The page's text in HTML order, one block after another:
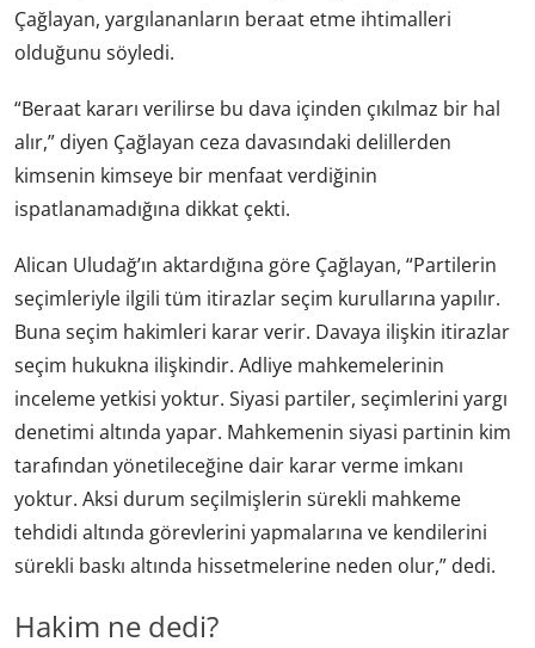
Çağlayan, yargılananların beraat etme ihtimalleri
olduğunu söyledi.
“Beraat kararı verilirse bu dava içinden çıkılmaz bir hal
alır,” diyen Çağlayan ceza davasındaki delillerden
kimsenin kimseye bir menfaat verdiğinin
ispatlanamadığına dikkat çekti.
Alican Uludağ’ın aktardığına göre Çağlayan, “Partilerin
seçimleriyle ilgili tüm itirazlar seçim kurullarına yapılır.
Buna seçim hakimleri karar verir. Davaya ilişkin itirazlar
seçim hukukna ilişkindir. Adliye mahkemelerinin
inceleme yetkisi yoktur. Siyasi partiler, seçimlerini yargı
denetimi altında yapar. Mahkemenin siyasi partinin kim
tarafından yönetileceğine dair karar verme imkanı
yoktur. Aksi durum seçilmişlerin sürekli mahkeme
tehdidi altında görevlerini yapmalarına ve kendilerini
sürekli baskı altında hissetmelerine neden olur,” dedi.
Hakim ne dedi?